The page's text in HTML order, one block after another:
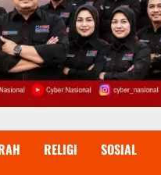
RELIGI SOSIAL